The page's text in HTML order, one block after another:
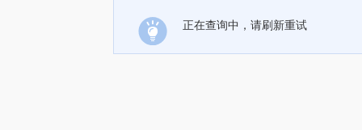
正在查询中，请刷新重试